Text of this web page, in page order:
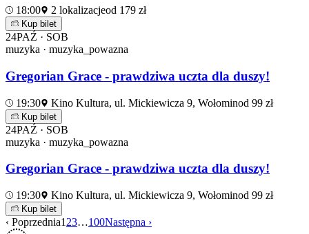
18:00 2 lokalizacjeod 179 zł
Kup bilet
24PAŹ · SOB
muzyka · muzyka_powazna
Gregorian Grace - prawdziwa uczta dla duszy!
19:30 Kino Kultura, ul. Mickiewicza 9, Wołominod 99 zł
Kup bilet
24PAŹ · SOB
muzyka · muzyka_powazna
Gregorian Grace - prawdziwa uczta dla duszy!
19:30 Kino Kultura, ul. Mickiewicza 9, Wołominod 99 zł
Kup bilet
‹ Poprzednia1 23…100Następna ›